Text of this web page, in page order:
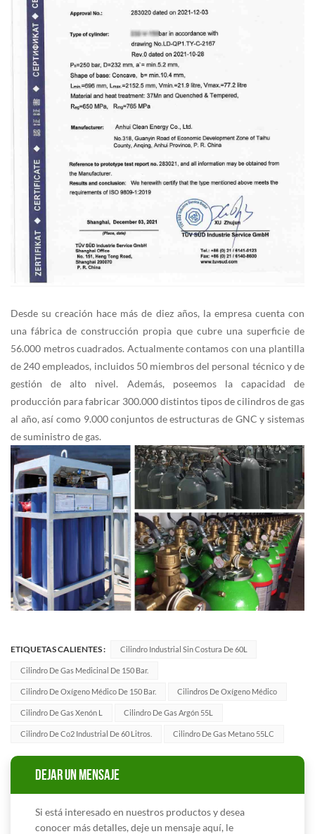
Desde su creación hace más de diez años, la empresa cuenta con
una fábrica de construcción propia que cubre una superficie de
56.000 metros cuadrados. Actualmente contamos con una plantilla
de 240 empleados, incluidos 50 miembros del personal técnico y de
gestión de alto nivel. Además, poseemos la capacidad de
producción para fabricar 300.000 distintos tipos de cilindros de gas
al año, así como 9.000 conjuntos de estructuras de GNC y sistemas
de suministro de gas.
ETIQUETAS CALIENTES : Cilindro Industrial Sin Costura De 60L
Cilindro De Gas Medicinal De 150 Bar.
Cilindro De Oxígeno Médico De 150 Bar. Cilindros De Oxígeno Médico
Cilindro De Gas Xenón L Cilindro De Gas Argón 55L
Cilindro De Co2 Industrial De 60 Litros. Cilindro De Gas Metano 55LC
DEJAR UN MENSAJE
Si está interesado en nuestros productos y desea
conocer más detalles, deje un mensaje aquí, le